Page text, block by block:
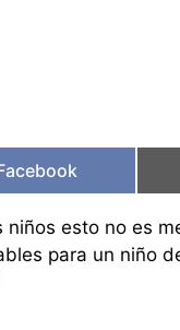
esto no es
para un niño